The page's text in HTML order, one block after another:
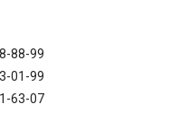
88-99
01-99
63-07